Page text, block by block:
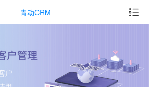
青动CRM